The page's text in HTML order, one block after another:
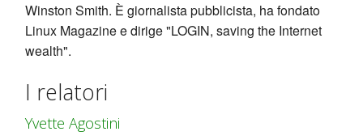
Winston Smith. È giornalista pubblicista, ha fondato
Linux Magazine e dirige "LOGIN, saving the Internet
wealth".
I relatori
Yvette Agostini